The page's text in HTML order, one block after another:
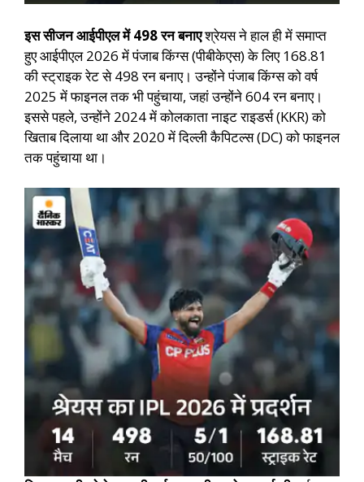
इस सीजन आईपीएल में 498 रन बनाएश्रेयस ने हाल ही में समाप्त
हुए आईपीएल 2026 में पंजाब किंग्स (पीबीकेएस) के लिए 168.81
की स्ट्राइक रेट से 498 रन बनाए। उन्होंने पंजाब किंग्स को वर्ष
2025 में फाइनल तक भी पहुंचाया, जहां उन्होंने 604 रन बनाए।
इससे पहले, उन्होंने 2024 में कोलकाता नाइट राइडर्स (KKR) को
खिताब दिलाया था और 2020 में दिल्ली कैपिटल्स (DC) को फाइनल
तक पहुंचाया था।